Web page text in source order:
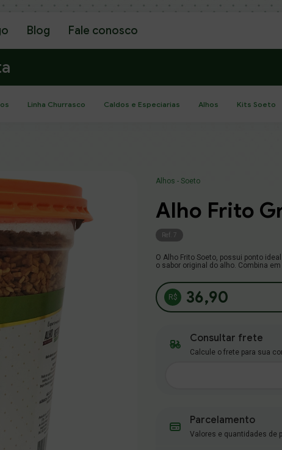
Blog Fale conosco
Linha Churrasco Caldos e Especiarias Alhos Kits Soeto
Alhos - Soeto
Alho Frito
Ref. 7
O Alho Frito Soeto, possui ponto
o sabor original do alho. Combina
36,90
Consultar frete
Calcule o frete para sua
Parcelamento
Valores e quantidades de